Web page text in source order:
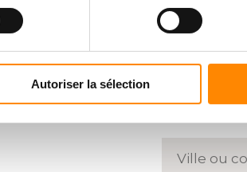
Autoriser la sélection
Entrez